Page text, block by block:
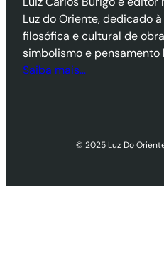
Luz do Oriente, dedicado
filosófica e cultural de
simbolismo e pensamento
Saiba mais…
© 2025 Luz Do